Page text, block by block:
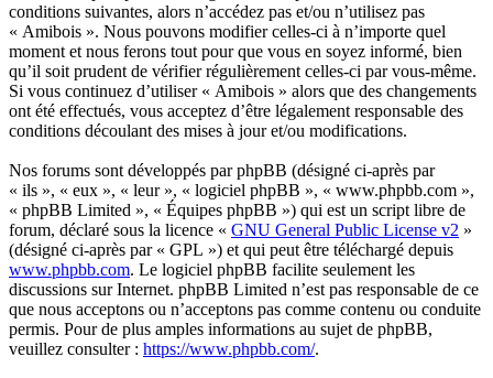
conditions suivantes, alors n’accédez pas et/ou n’utilisez pas
« Amibois ». Nous pouvons modifier celles-ci à n’importe quel
moment et nous ferons tout pour que vous en soyez informé, bien
qu’il soit prudent de vérifier régulièrement celles-ci par vous-même.
Si vous continuez d’utiliser « Amibois » alors que des changements
ont été effectués, vous acceptez d’être légalement responsable des
conditions découlant des mises à jour et/ou modifications.
Nos forums sont développés par phpBB (désigné ci-après par
« ils », « eux », « leur », « logiciel phpBB », « www.phpbb.com »,
« phpBB Limited », « Équipes phpBB ») qui est un script libre de
forum, déclaré sous la licence « GNU General Public License v2 »
(désigné ci-après par « GPL ») et qui peut être téléchargé depuis
www.phpbb.com. Le logiciel phpBB facilite seulement les
discussions sur Internet. phpBB Limited n’est pas responsable de ce
que nous acceptons ou n’acceptons pas comme contenu ou conduite
permis. Pour de plus amples informations au sujet de phpBB,
veuillez consulter : https://www.phpbb.com/.